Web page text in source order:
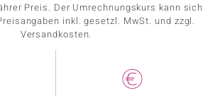
Preis. Der Umrechnungskurs kann sich
inkl. gesetzl. MwSt. und zzgl.
Versandkosten.